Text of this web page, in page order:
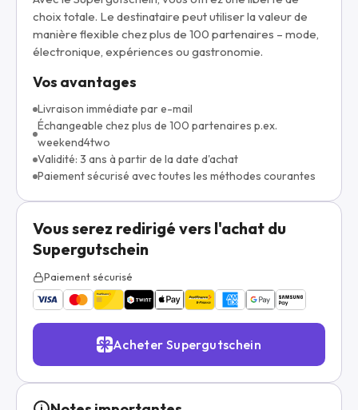
choix totale. Le destinataire peut utiliser la valeur de
manière flexible chez plus de 100 partenaires – mode,
électronique, expériences ou gastronomie.
Vos avantages
Livraison immédiate par e-mail
Échangeable chez plus de 100 partenaires p.ex.
weekend4two
Validité: 3 ans à partir de la date d'achat
Paiement sécurisé avec toutes les méthodes courantes
Vous serez redirigé vers l'achat du
Supergutschein
Paiement sécurisé
Acheter Supergutschein